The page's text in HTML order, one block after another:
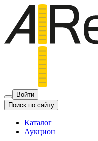
Войти
Поиск по сайту
Каталог
Аукцион